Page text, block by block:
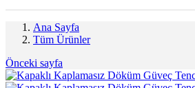
Ana Sayfa
Tüm Ürünler
Önceki sayfa